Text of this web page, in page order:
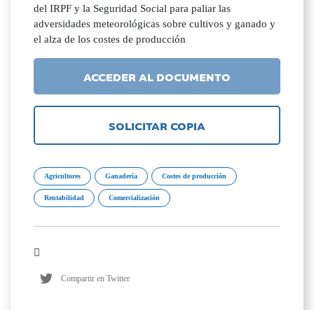
del IRPF y la Seguridad Social para paliar las
adversidades meteorológicas sobre cultivos y ganado y
el alza de los costes de producción
ACCEDER AL DOCUMENTO
SOLICITAR COPIA
Agricultores Ganadería Costes de producción
Rentabilidad Comercialización
Compartir en Twitter